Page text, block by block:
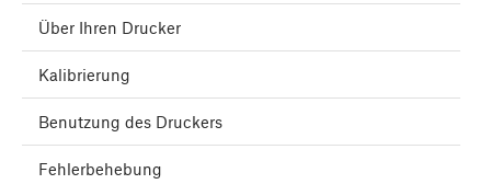
Über Ihren Drucker
Kalibrierung
Benutzung des Druckers
Fehlerbehebung